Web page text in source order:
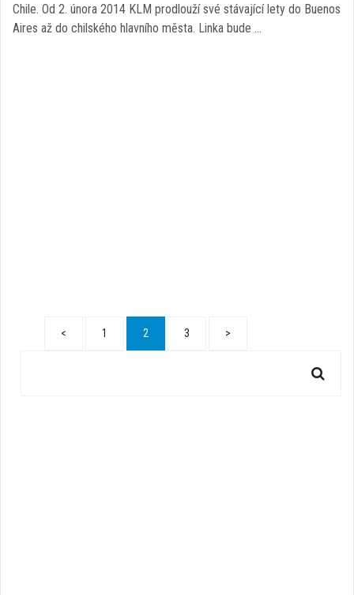
Chile. Od 2. února 2014 KLM prodlouží své stávající lety do Buenos
Aires až do chilského hlavního města. Linka bude …
< 1 2 3 >